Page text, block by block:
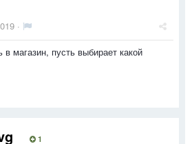
·
магазин, пусть выбирает какой
1